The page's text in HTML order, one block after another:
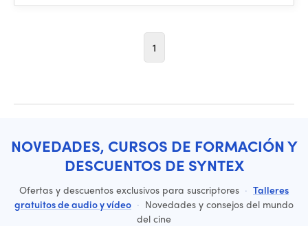
1
NOVEDADES, CURSOS DE FORMACIÓN Y
DESCUENTOS DE SYNTEX
Ofertas y descuentos exclusivos para suscriptores · Talleres
gratuitos de audio y vídeo · Novedades y consejos del mundo
del cine